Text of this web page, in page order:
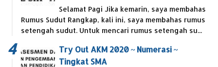
Selamat Pagi Jika kemarin, saya membahas
Rumus Sudut Rangkap, kali ini, saya membahas rumus
setengah sudut. Untuk mencari rumus setengah su...
Try Out AKM 2020 ~ Numerasi ~
Tingkat SMA